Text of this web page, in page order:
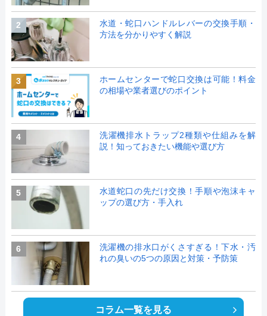
2
水道・蛇口ハンドルレバーの交換手順・
方法を分かりやすく解説
3
ホームセンターで蛇口交換は可能！料金
の相場や業者選びのポイント
4
洗濯機排水トラップ2種類や仕組みを解
説！知っておきたい機能や選び方
5
水道蛇口の先だけ交換！手順や泡沫キャ
ップの選び方・手入れ
6
洗濯機の排水口がくさすぎる！下水・汚
れの臭いの5つの原因と対策・予防策
コラム一覧を見る